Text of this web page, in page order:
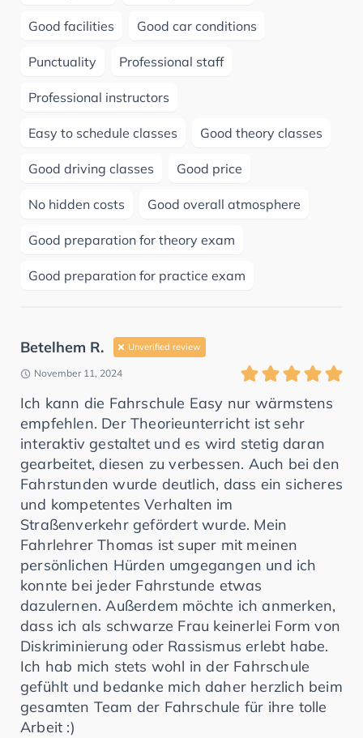
Good facilities Good car conditions
Punctuality Professional staff
Professional instructors
Easy to schedule classes Good theory classes
Good driving classes Good price
No hidden costs Good overall atmosphere
Good preparation for theory exam
Good preparation for practice exam
Betelhem R. Unverified review
November 11, 2024
Ich kann die Fahrschule Easy nur wärmstens
empfehlen. Der Theorieunterricht ist sehr
interaktiv gestaltet und es wird stetig daran
gearbeitet, diesen zu verbessen. Auch bei den
Fahrstunden wurde deutlich, dass ein sicheres
und kompetentes Verhalten im
Straßenverkehr gefördert wurde. Mein
Fahrlehrer Thomas ist super mit meinen
persönlichen Hürden umgegangen und ich
konnte bei jeder Fahrstunde etwas
dazulernen. Außerdem möchte ich anmerken,
dass ich als schwarze Frau keinerlei Form von
Diskriminierung oder Rassismus erlebt habe.
Ich hab mich stets wohl in der Fahrschule
gefühlt und bedanke mich daher herzlich beim
gesamten Team der Fahrschule für ihre tolle
Arbeit :)